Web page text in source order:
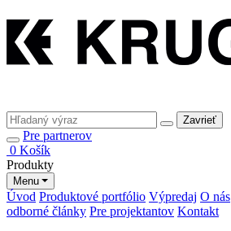
Zavrieť
Pre partnerov
0 Košík
Produkty
Menu
Úvod Produktové portfólio Výpredaj O nás
odborné články Pre projektantov Kontakt